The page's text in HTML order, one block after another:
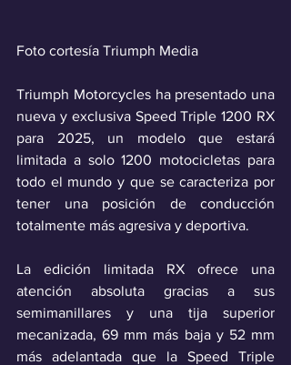
Foto cortesía Triumph Media
Triumph Motorcycles ha presentado una
nueva y exclusiva Speed Triple 1200 RX
para 2025, un modelo que estará
limitada a solo 1200 motocicletas para
todo el mundo y que se caracteriza por
tener una posición de conducción
totalmente más agresiva y deportiva.
La edición limitada RX ofrece una
atención absoluta gracias a sus
semimanillares y una tija superior
mecanizada, 69 mm más baja y 52 mm
más adelantada que la Speed Triple